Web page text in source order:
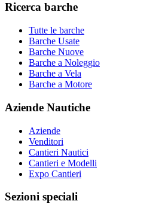
Ricerca barche
Tutte le barche
Barche Usate
Barche Nuove
Barche a Noleggio
Barche a Vela
Barche a Motore
Aziende Nautiche
Aziende
Venditori
Cantieri Nautici
Cantieri e Modelli
Expo Cantieri
Sezioni speciali